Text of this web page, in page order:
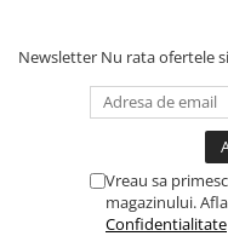
Newsletter Nu rata ofertele
Vreau sa
magazinului.
Confidentialitate